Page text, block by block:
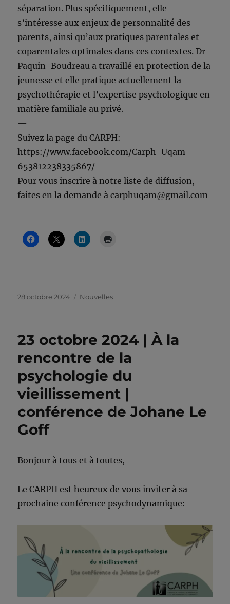
séparation. Plus spécifiquement, elle
s’intéresse aux enjeux de personnalité des
parents, ainsi qu’aux pratiques parentales et
coparentales optimales dans ces contextes. Dr
Paquin-Boudreau a travaillé en protection de la
jeunesse et elle pratique actuellement la
psychothérapie et l’expertise psychologique en
matière familiale au privé.
—
Suivez la page du CARPH:
https://www.facebook.com/Carph-Uqam-
653812238335867/
Pour vous inscrire à notre liste de diffusion,
faites en la demande à carphuqam@gmail.com
Publié
28 octobre 2024 Catégories
Nouvelles
23 octobre 2024 | À la
rencontre de la
psychologie du
vieillissement |
conférence de Johane Le
Goff
Bonjour à tous et à toutes,
Le CARPH est heureux de vous inviter à sa
prochaine conférence psychodynamique: